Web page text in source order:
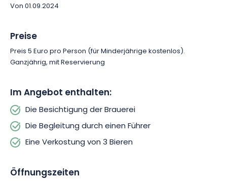
Sie schon jetzt Ihren Besuch!
Von 01.09.2024
Preise
Preis 5 Euro pro Person (für Minderjährige kostenlos).
Ganzjährig, mit Reservierung
Im Angebot enthalten:
Die Besichtigung der Brauerei
Die Begleitung durch einen Führer
Eine Verkostung von 3 Bieren
Öffnungszeiten